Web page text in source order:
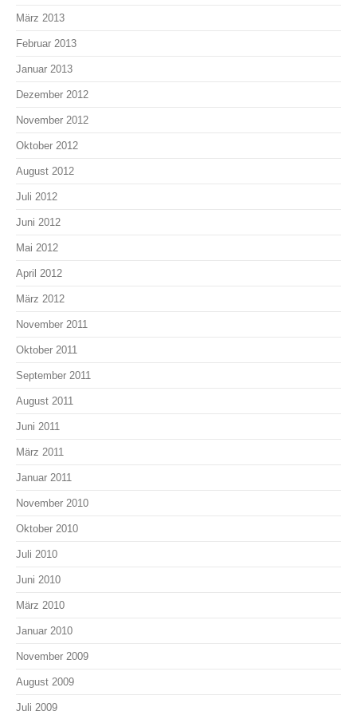
März 2013
Februar 2013
Januar 2013
Dezember 2012
November 2012
Oktober 2012
August 2012
Juli 2012
Juni 2012
Mai 2012
April 2012
März 2012
November 2011
Oktober 2011
September 2011
August 2011
Juni 2011
März 2011
Januar 2011
November 2010
Oktober 2010
Juli 2010
Juni 2010
März 2010
Januar 2010
November 2009
August 2009
Juli 2009